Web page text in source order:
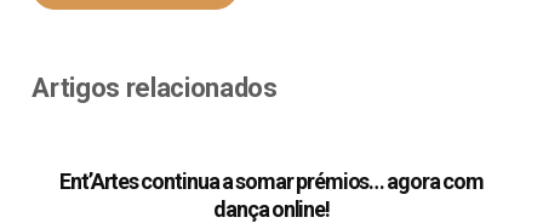
Artigos relacionados
Ent’Artes continua a somar prémios… agora com
dança online!